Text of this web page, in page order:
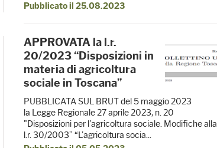
Pubblicato il 25.08.2023
​​​​​​​APPROVATA la l.r.
20/2023 “Disposizioni in
materia di agricoltura
sociale in Toscana”
PUBBLICATA SUL BRUT del 5 maggio 2023
la Legge Regionale 27 aprile 2023, n. 20
"Disposizioni per l'agricoltura sociale. Modifiche alla
l.r. 30/2003” “L’agricoltura socia...